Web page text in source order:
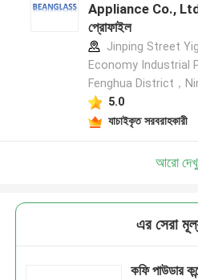
Appliance Co., Ltd
প্রোফাইল
Jinping Street
Economy Industrial
Fenghua District，
5.0
যাচাইকৃত সরবরাহকারী
আরো
এর সেরা
কফি পাউডার